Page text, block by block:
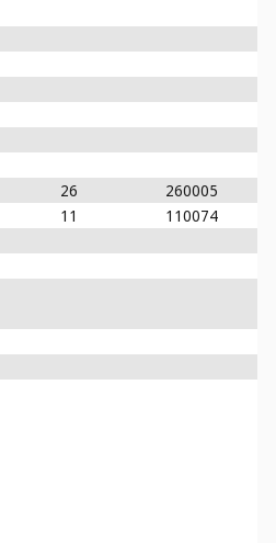
26
260005
11
110074